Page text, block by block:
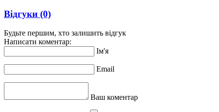
Відгуки (0)
Будьте першим, хто залишить відгук
Написати коментар:
Ім'я
Email
Ваш коментар